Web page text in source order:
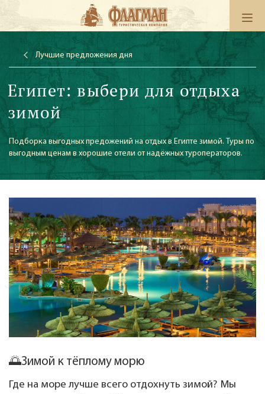
Лучшие предложения дня
Египет: выбери для отдыха
зимой
Подборка выгодных предожений на отдых в Египте зимой. Туры по
выгодным ценам в хорошие отели от надёжных туроператоров.
🌅Зимой к тёплому морю
Где на море лучше всего отдохнуть зимой? Мы